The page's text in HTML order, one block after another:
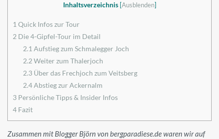
Inhaltsverzeichnis [Ausblenden]
1Quick Infos zur Tour
2 Die 4-Gipfel-Tour im Detail
2.1Aufstieg zum Schmalegger Joch
2.2Weiter zum Thalerjoch
2.3 Über das Frechjoch zum Veitsberg
2.4Abstieg zur Ackernalm
3 Persönliche Tipps & Insider Infos
4 Fazit
Zusammen mit Blogger Björn von bergparadiese.de waren wir auf